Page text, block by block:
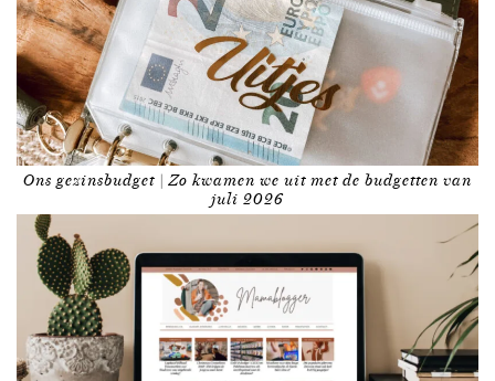
Ons gezinsbudget | Zo kwamen we uit met de budgetten van
juli 2026